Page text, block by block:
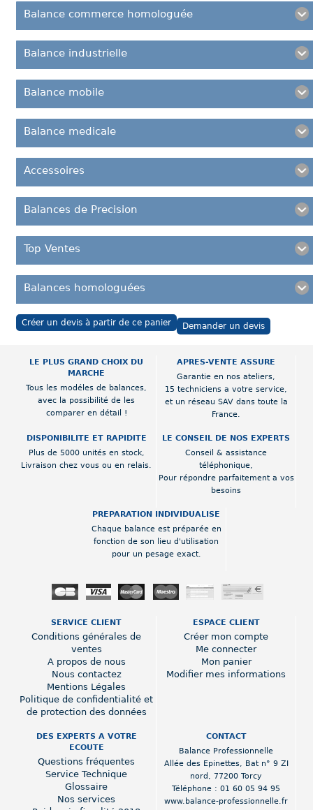
Balance commerce homologuée
Balance industrielle
Balance mobile
Balance medicale
Accessoires
Balances de Precision
Top Ventes
Balances homologuées
Créer un devis à partir de ce panier Demander un devis
LE PLUS GRAND CHOIX DU
MARCHE
Tous les modéles de balances,
avec la possibilité de les
comparer en détail !
APRES-VENTE ASSURE
Garantie en nos ateliers,
15 techniciens a votre service,
et un réseau SAV dans toute la
France.
DISPONIBILITE ET RAPIDITE
Plus de 5000 unités en stock,
Livraison chez vous ou en relais.
LE CONSEIL DE NOS EXPERTS
Conseil & assistance
téléphonique,
Pour répondre parfaitement a vos
besoins
PREPARATION INDIVIDUALISE
Chaque balance est préparée en
fonction de son lieu d'utilisation
pour un pesage exact.
SERVICE CLIENT
Conditions générales de
ventes
A propos de nous
Nous contactez
Mentions Légales
Politique de confidentialité et
de protection des données
ESPACE CLIENT
Créer mon compte
Me connecter
Mon panier
Modifier mes informations
DES EXPERTS A VOTRE
ECOUTE
Questions fréquentes
Service Technique
Glossaire
Nos services
CONTACT
Balance Professionnelle
Allée des Epinettes, Bat n° 9 ZI
nord , 77200 Torcy
Téléphone : 01 60 05 94 95
www.balance-professionnelle.fr